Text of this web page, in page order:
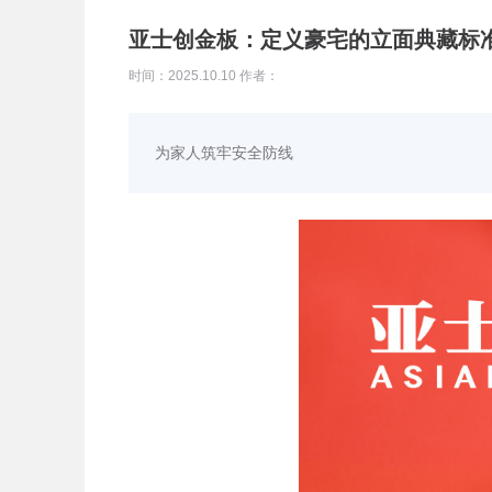
亚士创金板：定义豪宅的立面典藏标
时间：2025.10.10 作者：
为家人筑牢安全防线